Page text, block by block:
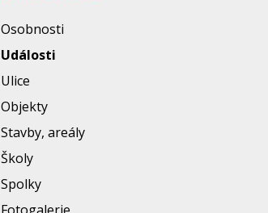
Osobnosti
Události
Ulice
Objekty
Stavby, areály
Školy
Spolky